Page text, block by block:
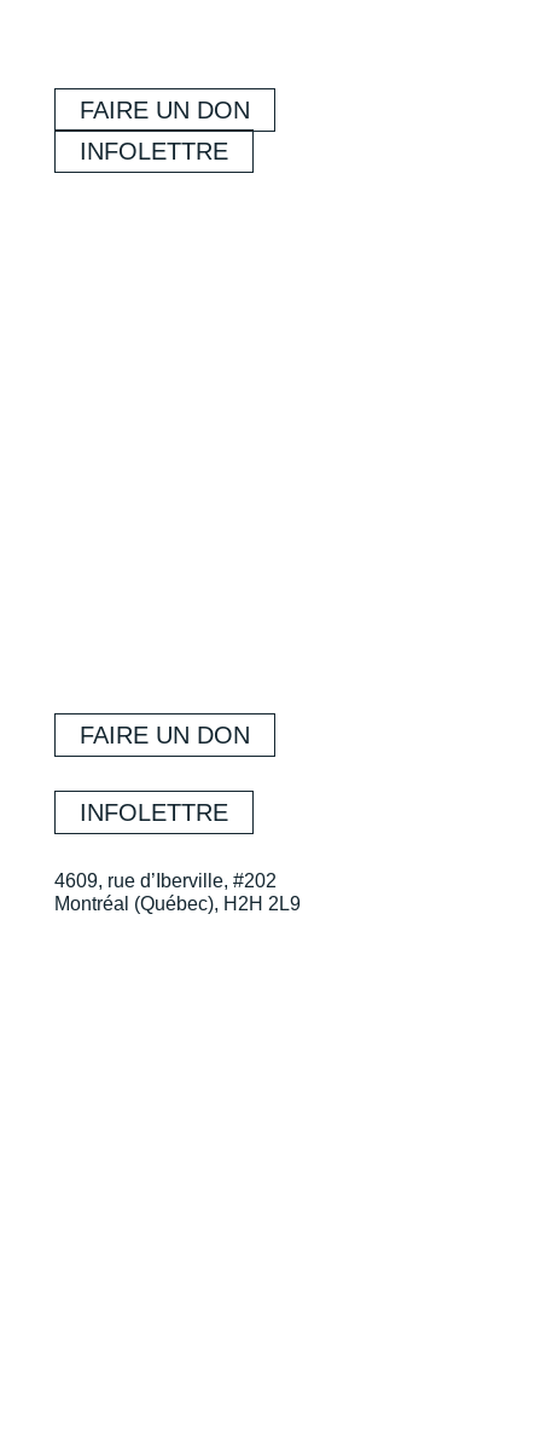
FAIRE UN DON
INFOLETTRE
FAIRE UN DON
INFOLETTRE
4609, rue d’Iberville, #202
Montréal (Québec), H2H 2L9